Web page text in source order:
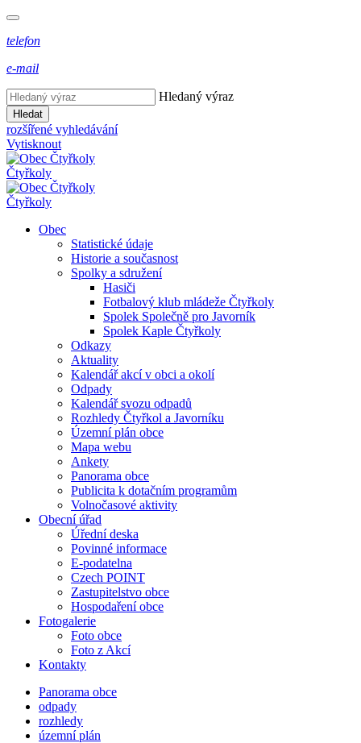
telefon
e-mail
Hledaný výraz
Hledat
rozšířené vyhledávání
Vytisknout
Čtyřkoly
Čtyřkoly
Obec
Statistické údaje
Historie a současnost
Spolky a sdružení
Hasiči
Fotbalový klub mládeže Čtyřkoly
Spolek Společně pro Javorník
Spolek Kaple Čtyřkoly
Odkazy
Aktuality
Kalendář akcí v obci a okolí
Odpady
Kalendář svozu odpadů
Rozhledy Čtyřkol a Javorníku
Územní plán obce
Mapa webu
Ankety
Panorama obce
Publicita k dotačním programům
Volnočasové aktivity
Obecní úřad
Úřední deska
Povinné informace
E-podatelna
Czech POINT
Zastupitelstvo obce
Hospodaření obce
Fotogalerie
Foto obce
Foto z Akcí
Kontakty
Panorama obce
odpady
rozhledy
územní plán